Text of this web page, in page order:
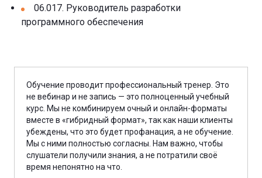
06.017. Руководитель разработки
программного обеспечения
Обучение проводит профессиональный тренер. Это
не вебинар и не запись — это полноценный учебный
курс. Мы не комбинируем очный и онлайн-форматы
вместе в «гибридный формат», так как наши клиенты
убеждены, что это будет профанация, а не обучение.
Мы с ними полностью согласны. Нам важно, чтобы
слушатели получили знания, а не потратили своё
время непонятно на что.